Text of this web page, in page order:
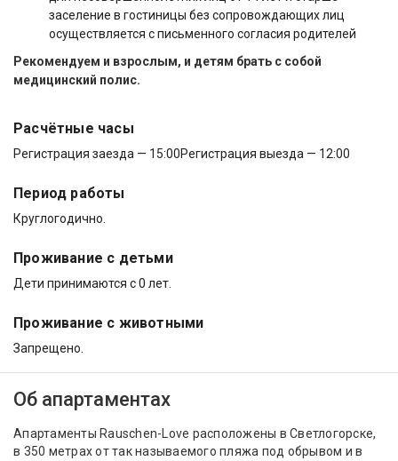
заселение в гостиницы без сопровождающих лиц
осуществляется с письменного согласия родителей
Рекомендуем и взрослым, и детям брать с собой
медицинский полис.
Расчётные часы
Регистрация заезда — 15:00Регистрация выезда — 12:00
Период работы
Круглогодично.
Проживание с детьми
Дети принимаются с 0 лет.
Проживание с животными
Запрещено.
Об апартаментах
Апартаменты Rauschen-Love расположены в Светлогорске,
в 350 метрах от так называемого пляжа под обрывом и в